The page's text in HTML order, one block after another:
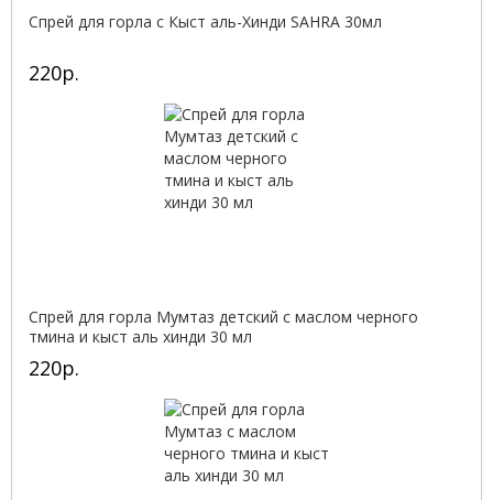
Спрей для горла с Кыст аль-Хинди SAHRA 30мл
220р.
Спрей для горла Мумтаз детский с маслом черного
тмина и кыст аль хинди 30 мл
220р.